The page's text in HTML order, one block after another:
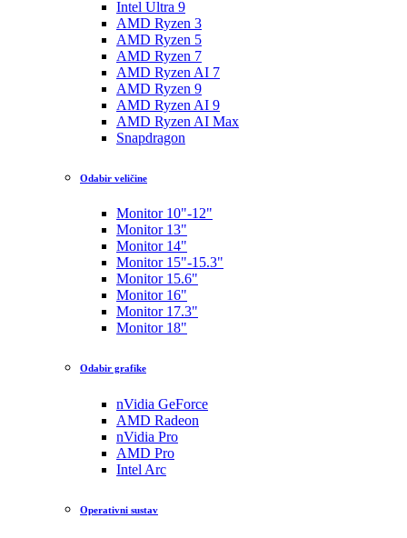
Intel Ultra 9
AMD Ryzen 3
AMD Ryzen 5
AMD Ryzen 7
AMD Ryzen AI 7
AMD Ryzen 9
AMD Ryzen AI 9
AMD Ryzen AI Max
Snapdragon
Odabir veličine
Monitor 10"-12"
Monitor 13"
Monitor 14"
Monitor 15"-15.3"
Monitor 15.6"
Monitor 16"
Monitor 17.3"
Monitor 18"
Odabir grafike
nVidia GeForce
AMD Radeon
nVidia Pro
AMD Pro
Intel Arc
Operativni sustav